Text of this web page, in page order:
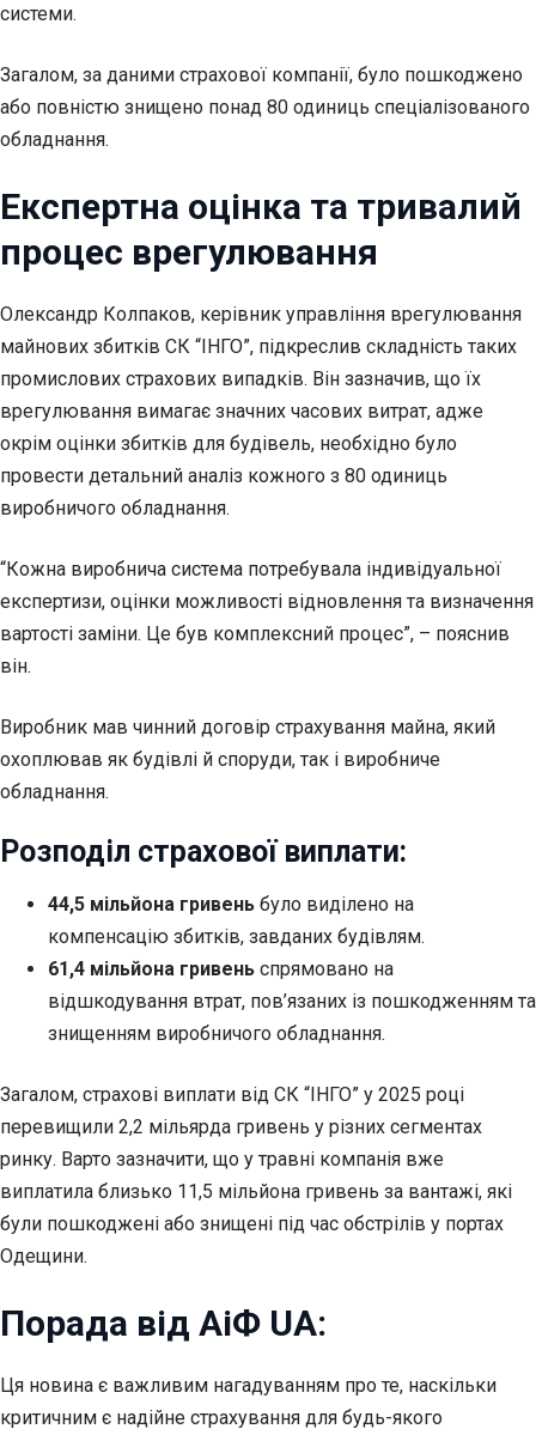
системи.
Загалом, за даними страхової компанії, було пошкоджено
або повністю знищено понад 80 одиниць спеціалізованого
обладнання.
Експертна оцінка та тривалий
процес врегулювання
Олександр Колпаков, керівник управління врегулювання
майнових збитків СК “ІНГО”, підкреслив складність таких
промислових страхових випадків. Він зазначив, що їх
врегулювання вимагає значних часових витрат, адже
окрім оцінки збитків для будівель, необхідно було
провести детальний аналіз кожного з 80 одиниць
виробничого обладнання.
“Кожна виробнича система потребувала індивідуальної
експертизи, оцінки можливості відновлення та визначення
вартості заміни. Це був комплексний процес”, – пояснив
він.
Виробник мав чинний договір страхування майна, який
охоплював як будівлі й споруди, так і виробниче
обладнання.
Розподіл страхової виплати:
44,5 мільйона гривень було виділено на
компенсацію збитків, завданих будівлям.
61,4 мільйона гривень спрямовано на
відшкодування втрат, пов’язаних із пошкодженням та
знищенням виробничого обладнання.
Загалом, страхові виплати від СК “ІНГО” у 2025 році
перевищили 2,2 мільярда гривень у різних сегментах
ринку. Варто зазначити, що у травні компанія вже
виплатила близько 11,5 мільйона гривень за вантажі, які
були пошкоджені або знищені під час обстрілів у портах
Одещини.
Порада від АіФ UA:
Ця новина є важливим нагадуванням про те, наскільки
критичним є надійне страхування для будь-якого